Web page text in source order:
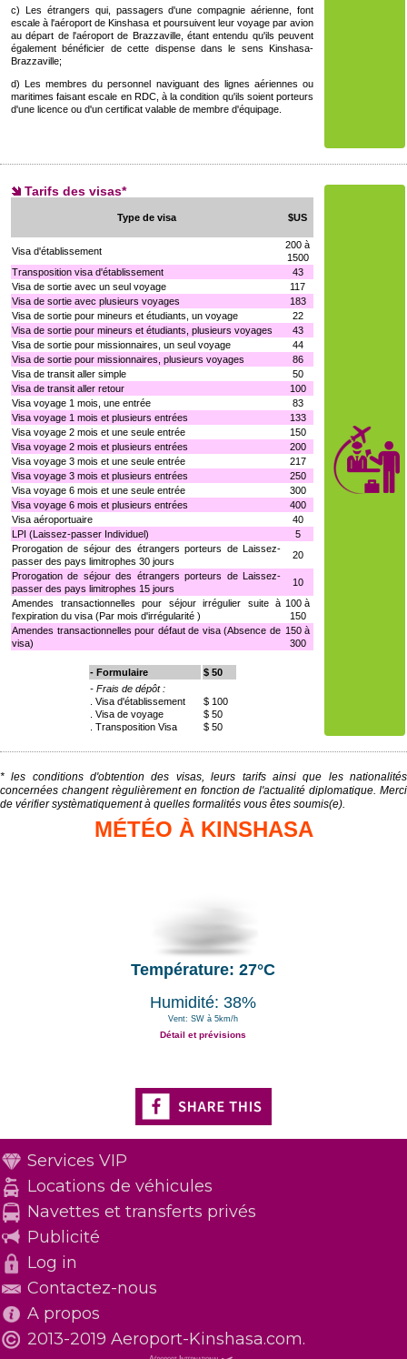
c) Les étrangers qui, passagers d'une compagnie aérienne, font
escale à l'aéroport de Kinshasa et poursuivent leur voyage par avion
au départ de l'aéroport de Brazzaville, étant entendu qu'ils peuvent
également bénéficier de cette dispense dans le sens Kinshasa-
Brazzaville;
d) Les membres du personnel naviguant des lignes aériennes ou
maritimes faisant escale en RDC, à la condition qu'ils soient porteurs
d'une licence ou d'un certificat valable de membre d'équipage.
Tarifs des visas*
Type de visa $US
Visa d'établissement
200 à
1500
Transposition visa d'établissement
43
Visa de sortie avec un seul voyage
117
Visa de sortie avec plusieurs voyages
183
Visa de sortie pour mineurs et étudiants, un voyage
22
Visa de sortie pour mineurs et étudiants, plusieurs voyages
43
Visa de sortie pour missionnaires, un seul voyage
44
Visa de sortie pour missionnaires, plusieurs voyages
86
Visa de transit aller simple
50
Visa de transit aller retour
100
Visa voyage 1 mois, une entrée
83
Visa voyage 1 mois et plusieurs entrées
133
Visa voyage 2 mois et une seule entrée
150
Visa voyage 2 mois et plusieurs entrées
200
Visa voyage 3 mois et une seule entrée
217
Visa voyage 3 mois et plusieurs entrées
250
Visa voyage 6 mois et une seule entrée
300
Visa voyage 6 mois et plusieurs entrées
400
Visa aéroportuaire
40
LPI (Laissez-passer Individuel)
5
Prorogation de séjour des étrangers porteurs de Laissez-
passer des pays limitrophes 30 jours
20
Prorogation de séjour des étrangers porteurs de Laissez-
passer des pays limitrophes 15 jours
10
Amendes transactionnelles pour séjour irrégulier suite à
l'expiration du visa (Par mois d'irrégularité )
100 à
150
Amendes transactionnelles pour défaut de visa (Absence de
visa)
150 à
300
- Formulaire
$ 50
- Frais de dépôt :
. Visa d'établissement
. Visa de voyage
. Transposition Visa
$ 100
$ 50
$ 50
* les conditions d'obtention des visas, leurs tarifs ainsi que les nationalités
concernées changent règulièrement en fonction de l'actualité diplomatique. Merci
de vérifier systèmatiquement à quelles formalités vous êtes soumis(e).
MÉTÉO À KINSHASA
Température: 27°C
Humidité: 38%
Vent: SW à 5km/h
Détail et prévisions
Services VIP
Locations de véhicules
Navettes et transferts privés
Publicité
Log in
Contactez-nous
A propos
2013-2019 Aeroport-Kinshasa.com.